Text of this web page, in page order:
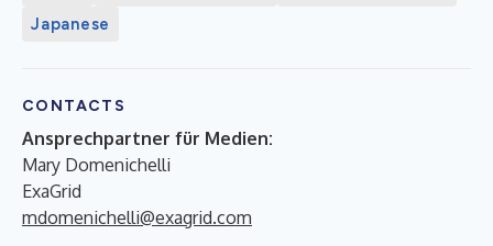
Japanese
CONTACTS
Ansprechpartner für Medien:
Mary Domenichelli
ExaGrid
mdomenichelli@exagrid.com